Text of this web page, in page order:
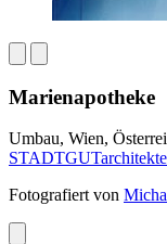
Marienapotheke
Umbau, Wien,
Fotografiert von